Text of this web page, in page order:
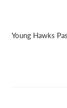
Young Hawks